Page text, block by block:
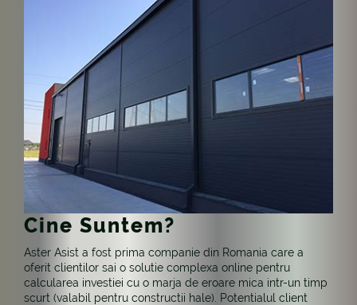
Cine Suntem?
Aster Asist a fost prima companie din Romania care a
oferit clientilor sai o solutie complexa online pentru
calcularea investiei cu o marja de eroare mica intr-un timp
scurt (valabil pentru constructii hale). Potentialul client